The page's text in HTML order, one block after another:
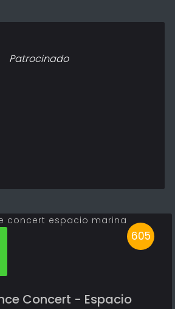
Patrocinado
605
Concert - Espacio